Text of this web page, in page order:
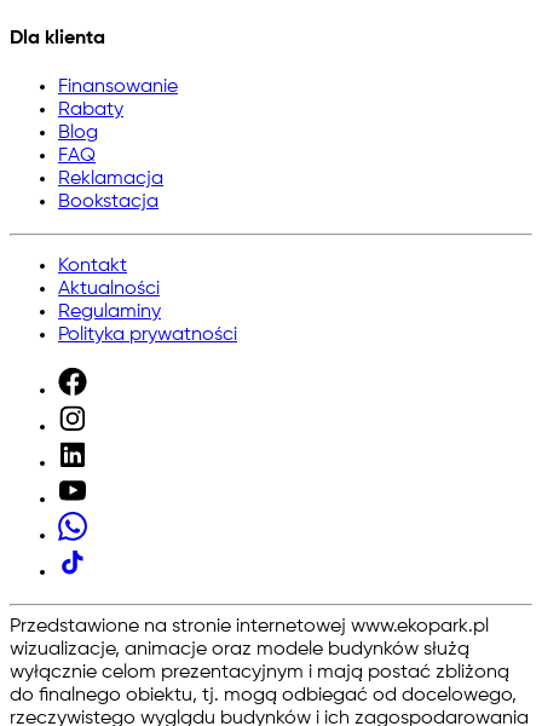
Dla klienta
Finansowanie
Rabaty
Blog
FAQ
Reklamacja
Bookstacja
Kontakt
Aktualności
Regulaminy
Polityka prywatności
Przedstawione na stronie internetowej www.ekopark.pl
wizualizacje, animacje oraz modele budynków służą
wyłącznie celom prezentacyjnym i mają postać zbliżoną
do finalnego obiektu, tj. mogą odbiegać od docelowego,
rzeczywistego wyglądu budynków i ich zagospodarowania